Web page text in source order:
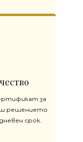
за
решението
срок.